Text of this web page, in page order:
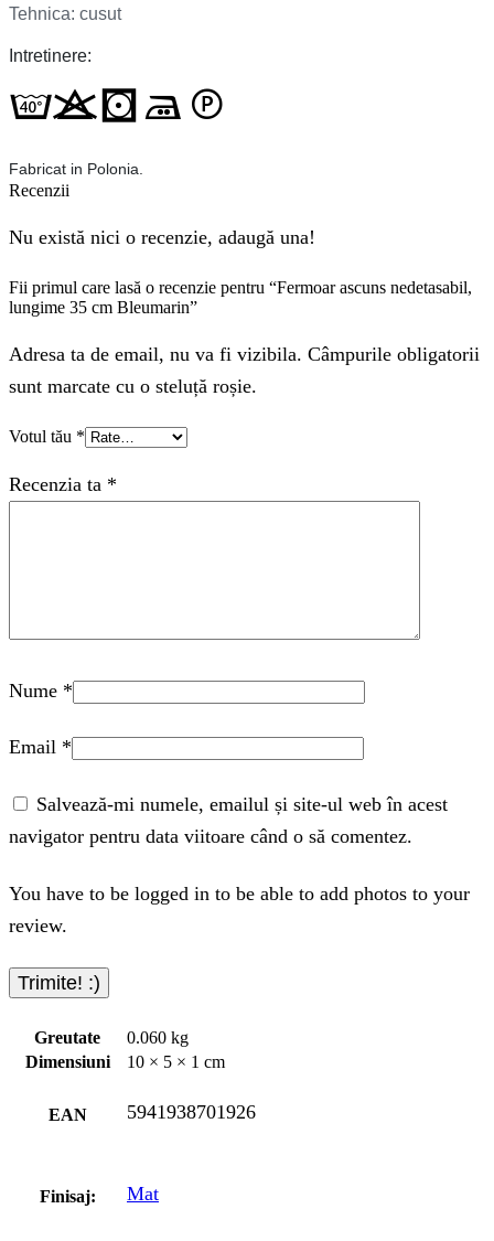
Tehnica: cusut
Intretinere:
Fabricat in Polonia.
Recenzii
Nu există nici o recenzie, adaugă una!
Fii primul care lasă o recenzie pentru “Fermoar ascuns nedetasabil,
lungime 35 cm Bleumarin”
Adresa ta de email, nu va fi vizibila. Câmpurile obligatorii
sunt marcate cu o steluță roșie.
Votul tău *
Recenzia ta *
Nume *
Email *
Salvează-mi numele, emailul și site-ul web în acest
navigator pentru data viitoare când o să comentez.
You have to be logged in to be able to add photos to your
review.
Greutate
0.060 kg
Dimensiuni
10 × 5 × 1 cm
EAN 5941938701926
Finisaj: Mat